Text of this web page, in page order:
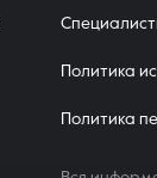
Политика
Политика